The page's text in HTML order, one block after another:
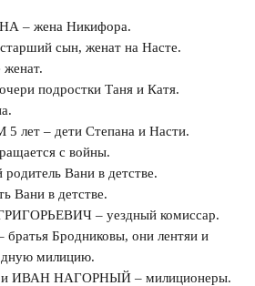
– жена Никифора.
сын, женат на Насте.
подростки Таня и Катя.
– дети Степана и Насти.
с войны.
Вани в детстве.
Вани в детстве.
– уездный комиссар.
Бродниковы, они лентяи и
милицию.
НАГОРНЫЙ – милиционеры.